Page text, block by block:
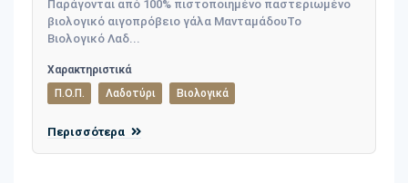
Παράγονται από 100% πιστοποιημένο παστεριωμένο
βιολογικό αιγοπρόβειο γάλα ΜανταμάδουΤο
Βιολογικό Λαδ...
Χαρακτηριστικά
Π.Ο.Π.
Λαδοτύρι Βιολογικά
Περισσότερα